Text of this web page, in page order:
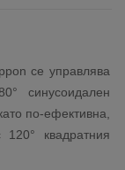
се управлява
синусоидален
по-ефективна,
квадратния